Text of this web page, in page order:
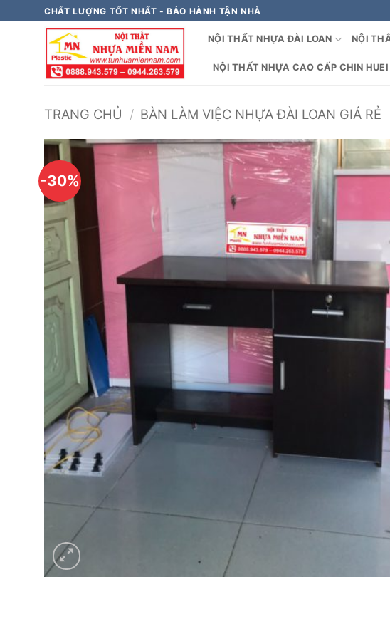
qua
CHẤT LƯỢNG TỐT NHẤT - BẢO HÀNH TẬN NHÀ
NỘI THẤT NHỰA ĐÀI LOAN NỘI
NỘI THẤT NHỰA CAO CẤP CHIN
TRANG CHỦ / BÀN LÀM VIỆC NHỰA ĐÀI LOAN GIÁ RẺ
-30%